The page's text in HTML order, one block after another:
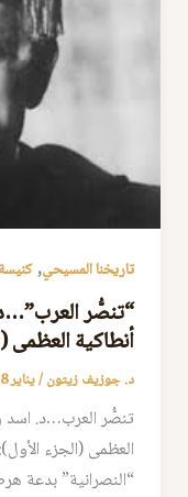
تاريخنا المسيحي,
“تنصُّر
أنطاكية العظمى
د. جوزيف زيتون/يناير 8, 2024
تنصُّر العرب…د. اسد
“النصرانية” بدعة